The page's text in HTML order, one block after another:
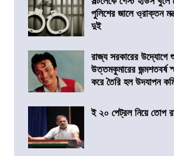
পুলিশের জালে ও্রাক্তন
দুই
রাজ্য সরকারের উদ্যোগে
উত্তমকুমারের জন্মশতবর্ষ
করে তৈরি হল উদযাপন
ই ২০ পেট্রল নিয়ে তোপ